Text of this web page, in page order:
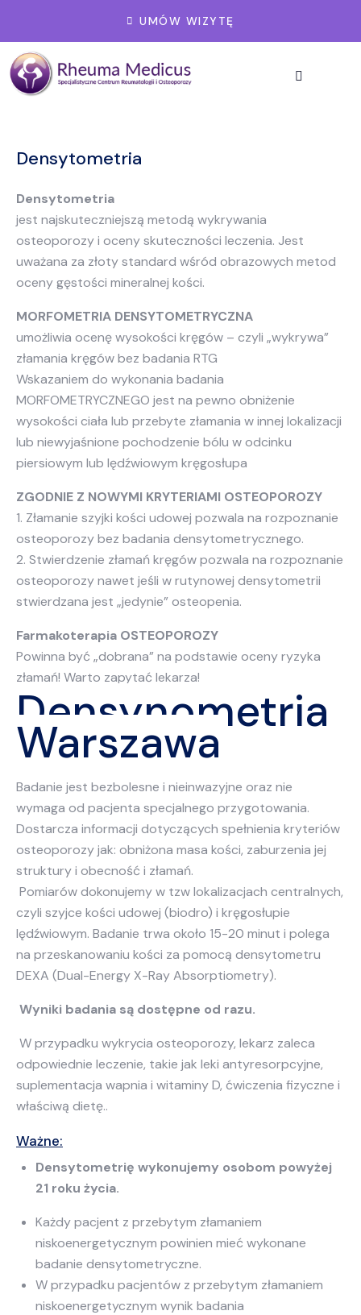
UMÓW WIZYTĘ
Densytometria
Densytometria
jest najskuteczniejszą metodą wykrywania
osteoporozy i oceny skuteczności leczenia. Jest
uważana za złoty standard wśród obrazowych metod
oceny gęstości mineralnej kości.
MORFOMETRIA DENSYTOMETRYCZNA
umożliwia ocenę wysokości kręgów – czyli „wykrywa”
złamania kręgów bez badania RTG
Wskazaniem do wykonania badania
MORFOMETRYCZNEGO jest na pewno obniżenie
wysokości ciała lub przebyte złamania w innej lokalizacji
lub niewyjaśnione pochodzenie bólu w odcinku
piersiowym lub lędźwiowym kręgosłupa
ZGODNIE Z NOWYMI KRYTERIAMI OSTEOPOROZY
1. Złamanie szyjki kości udowej pozwala na rozpoznanie
osteoporozy bez badania densytometrycznego.
2. Stwierdzenie złamań kręgów pozwala na rozpoznanie
osteoporozy nawet jeśli w rutynowej densytometrii
stwierdzana jest „jedynie” osteopenia.
Farmakoterapia OSTEOPOROZY
Powinna być „dobrana” na podstawie oceny ryzyka
złamań! Warto zapytać lekarza!
Densynometria
Warszawa
Badanie jest bezbolesne i nieinwazyjne oraz nie
wymaga od pacjenta specjalnego przygotowania.
Dostarcza informacji dotyczących spełnienia kryteriów
osteoporozy jak: obniżona masa kości, zaburzenia jej
struktury i obecność i złamań.
Pomiarów dokonujemy w tzw lokalizacjach centralnych,
czyli szyjce kości udowej (biodro) i kręgosłupie
lędźwiowym. Badanie trwa około 15-20 minut i polega
na przeskanowaniu kości za pomocą densytometru
DEXA (Dual-Energy X-Ray Absorptiometry).
Wyniki badania są dostępne od razu.
W przypadku wykrycia osteoporozy, lekarz zaleca
odpowiednie leczenie, takie jak leki antyresorpcyjne,
suplementacja wapnia i witaminy D, ćwiczenia fizyczne i
właściwą dietę..
Ważne:
Densytometrię wykonujemy osobom powyżej
21 roku życia.
Każdy pacjent z przebytym złamaniem
niskoenergetycznym powinien mieć wykonane
badanie densytometryczne.
W przypadku pacjentów z przebytym złamaniem
niskoenergetycznym wynik badania